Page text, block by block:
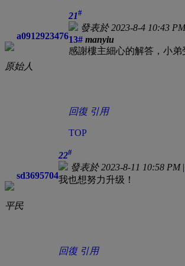
a0912923476
原始人
21#
發表於 2023-8-4 10:43 PM
13# manyiu
感謝樓主細心的解答，小弟
回復 引用
TOP
sd3695704
平民
22#
發表於 2023-8-11 10:58 PM|
我也想努力升级！
回復 引用